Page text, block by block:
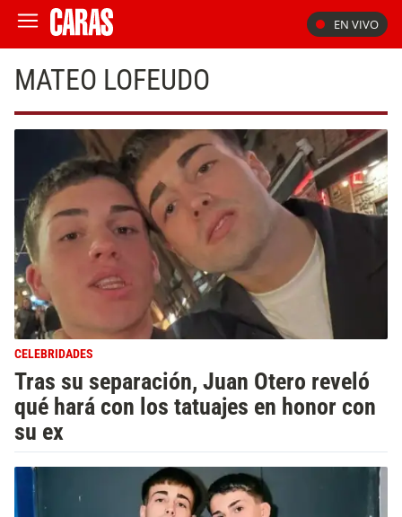
EN VIVO
MATEO LOFEUDO
CELEBRIDADES
Tras su separación, Juan Otero reveló
qué hará con los tatuajes en honor con
su ex